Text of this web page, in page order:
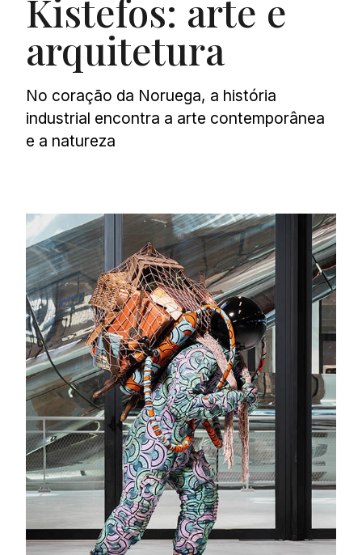
Kistefos: arte e
arquitetura
No coração da Noruega, a história
industrial encontra a arte contemporânea
e a natureza